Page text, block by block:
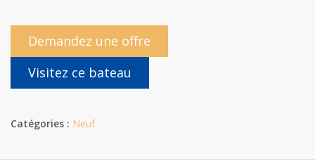
Demandez une offre
Visitez ce bateau
Catégories : Neuf